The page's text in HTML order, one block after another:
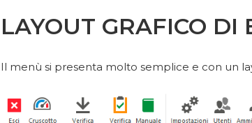
LAYOUT GRAFICO DI
Il menù si presenta molto semplice e con un